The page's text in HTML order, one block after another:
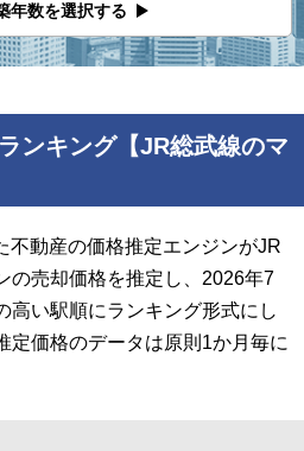
年数を選択する
ンキング【JR総武線のマ
不動産の価格推定エンジンがJR
の売却価格を推定し、2026年7
高い駅順にランキング形式にし
定価格のデータは原則1か月毎に